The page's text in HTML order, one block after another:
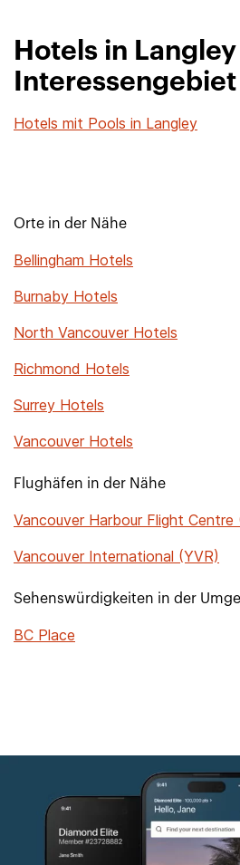
Hotels in
Hotels mit Pools in Langley
Orte in der Nähe
Bellingham Hotels
Burnaby Hotels
North Vancouver Hotels
Richmond Hotels
Surrey Hotels
Vancouver Hotels
Flughäfen in der Nähe
Vancouver Harbour Flight Centre
Vancouver International (YVR)
Sehenswürdigkeiten in der
BC Place